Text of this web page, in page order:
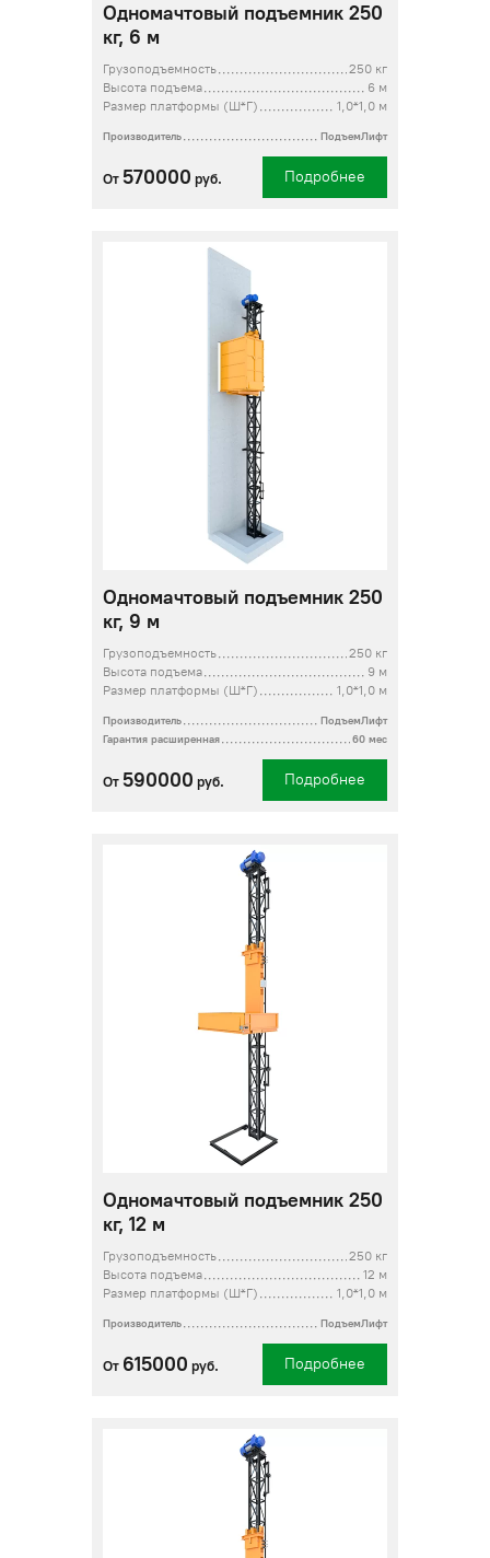
Одномачтовый подъемник 250
кг, 6 м
Грузоподъемность
250 кг
Высота подъема
6 м
Размер платформы (Ш*Г)
1,0*1,0 м
Производитель ПодъемЛифт
От 570000 руб. Подробнее
Одномачтовый подъемник 250
кг, 9 м
Грузоподъемность
250 кг
Высота подъема
9 м
Размер платформы (Ш*Г)
1,0*1,0 м
Производитель
ПодъемЛифт
Гарантия расширенная
60 мес
От 590000 руб. Подробнее
Одномачтовый подъемник 250
кг, 12 м
Грузоподъемность
250 кг
Высота подъема
12 м
Размер платформы (Ш*Г)
1,0*1,0 м
Производитель ПодъемЛифт
От 615000 руб. Подробнее